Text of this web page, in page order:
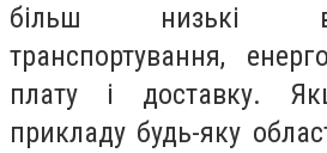
більш низькі
транспортування,
плату і доставку.
прикладу будь-яку